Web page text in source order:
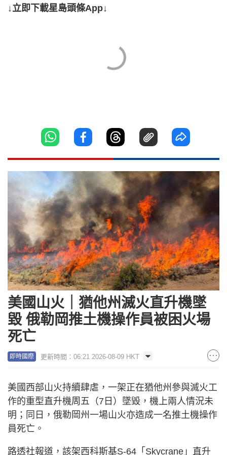
↓立即下載星島頭條App↓
美國山火｜猶他州滅火直升機墜
毀 俄勒岡推土機操作員被困火場
死亡
即時國際 更新時間：06:21 2026-08-09 HKT
美國西部山火持續肆虐，一架正在猶他州參與滅火工
作的重型直升機周五（7日）墜毀，機上兩人情況未
明；同日，俄勒岡州一場山火亦造成一名推土機操作
員死亡。
路透社報道，該架西科斯基S-64「Skycrane」直升